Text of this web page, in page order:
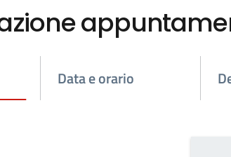
Data e orario